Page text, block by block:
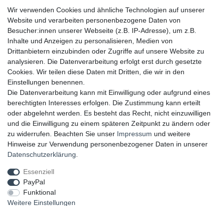
▸ FAQ
▸ Zahlungsarten
▸ Versandbedingungen
▸ Gutschein
UNSERE ZAHLUNGSMÖGLICKEITEN
UNSERE LIEFERMÖGLICHKEITEN
GEPRÜFTE UND AUSGEZEICHNETE LEISTUNG
Wir verwenden Cookies und ähnliche Technologien auf unserer
Website und verarbeiten personenbezogene Daten von
Besucher:innen unserer Webseite (z.B. IP-Adresse), um z.B.
Inhalte und Anzeigen zu personalisieren, Medien von
Drittanbietern einzubinden oder Zugriffe auf unsere Website zu
analysieren. Die Datenverarbeitung erfolgt erst durch gesetzte
Cookies. Wir teilen diese Daten mit Dritten, die wir in den
Einstellungen benennen.
Die Datenverarbeitung kann mit Einwilligung oder aufgrund eines
berechtigten Interesses erfolgen. Die Zustimmung kann erteilt
oder abgelehnt werden. Es besteht das Recht, nicht einzuwilligen
und die Einwilligung zu einem späteren Zeitpunkt zu ändern oder
zu widerrufen. Beachten Sie unser Impressum und weitere
Hinweise zur Verwendung personenbezogener Daten in unserer
Daten­schutz­erklärung
Essenziell
PayPal
Funktional
Weitere Einstellungen